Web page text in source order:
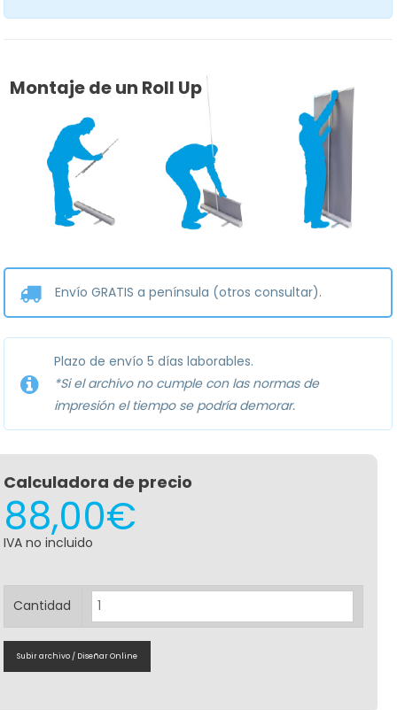
Montaje de un Roll Up
Envío GRATIS a península (otros consultar).
Plazo de envío 5 días laborables.
*Si el archivo no cumple con las normas de
impresión el tiempo se podría demorar.
Calculadora de precio
88,00€
IVA no incluido
Cantidad
Subir archivo / Diseñar Online